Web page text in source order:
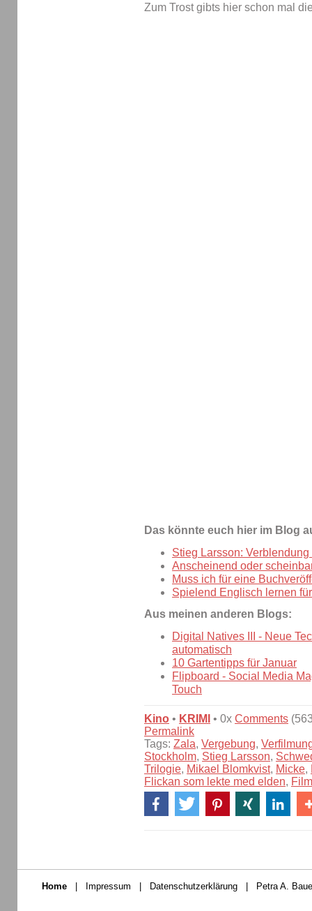
Zum Trost gibts hier schon mal
Das könnte euch hier im Blog
Stieg Larsson:
Anscheinend oder
Muss ich für eine
Spielend Englisch lernen
Aus meinen anderen Blogs:
Digital Natives III - Neue
automatisch
10 Gartentipps für Januar
Flipboard - Social Media
Touch
Kino • KRIMI • 0x Comments
Permalink
Tags: Zala, Vergebung,
Stockholm, Stieg Larsson,
Trilogie, Mikael Blomkvist, Micke,
Flickan som lekte med elden, Film
Home Impressum Datenschutzerklärung Petra A.